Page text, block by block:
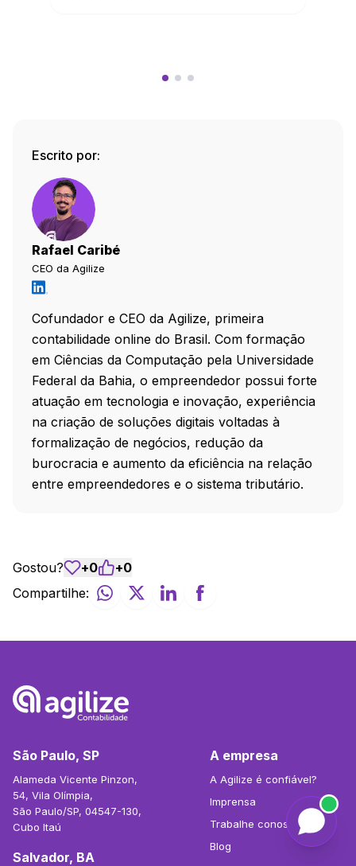
Escrito por:
Rafael Caribé
CEO da Agilize
Cofundador e CEO da Agilize, primeira
contabilidade online do Brasil. Com formação
em Ciências da Computação pela Universidade
Federal da Bahia, o empreendedor possui forte
atuação em tecnologia e inovação, experiência
na criação de soluções digitais voltadas à
formalização de negócios, redução da
burocracia e aumento da eficiência na relação
entre empreendedores e o sistema tributário.
Gostou? +0 +0
Compartilhe:
São Paulo, SP
Alameda Vicente Pinzon,
54, Vila Olímpia,
São Paulo/SP, 04547-130,
Cubo Itaú
Salvador, BA
A empresa
A Agilize é confiável?
Imprensa
Trabalhe conosco
Blog